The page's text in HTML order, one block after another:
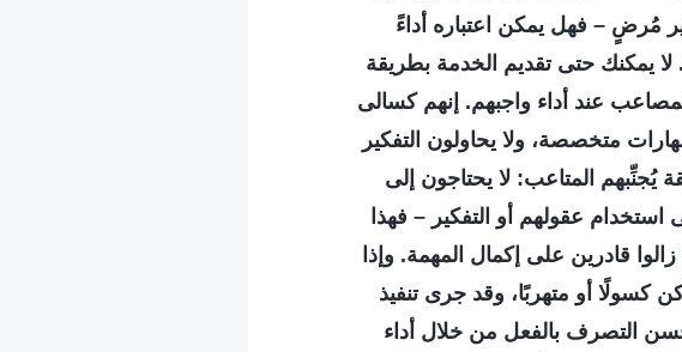
مُرضٍ – فهل يمكن اعتباره أداءً
يمكنك حتى تقديم الخدمة بطريقة
عند أداء واجبهم. إنهم كسالى
متخصصة، ولا يحاولون التفكير
يُجنِّبهم المتاعب: لا يحتاجون إلى
عقولهم أو التفكير – فهذا
قادرين على إكمال المهمة. وإذا
كسولًا أو متهربًا، وقد جرى تنفيذ
التصرف بالفعل من خلال أداء